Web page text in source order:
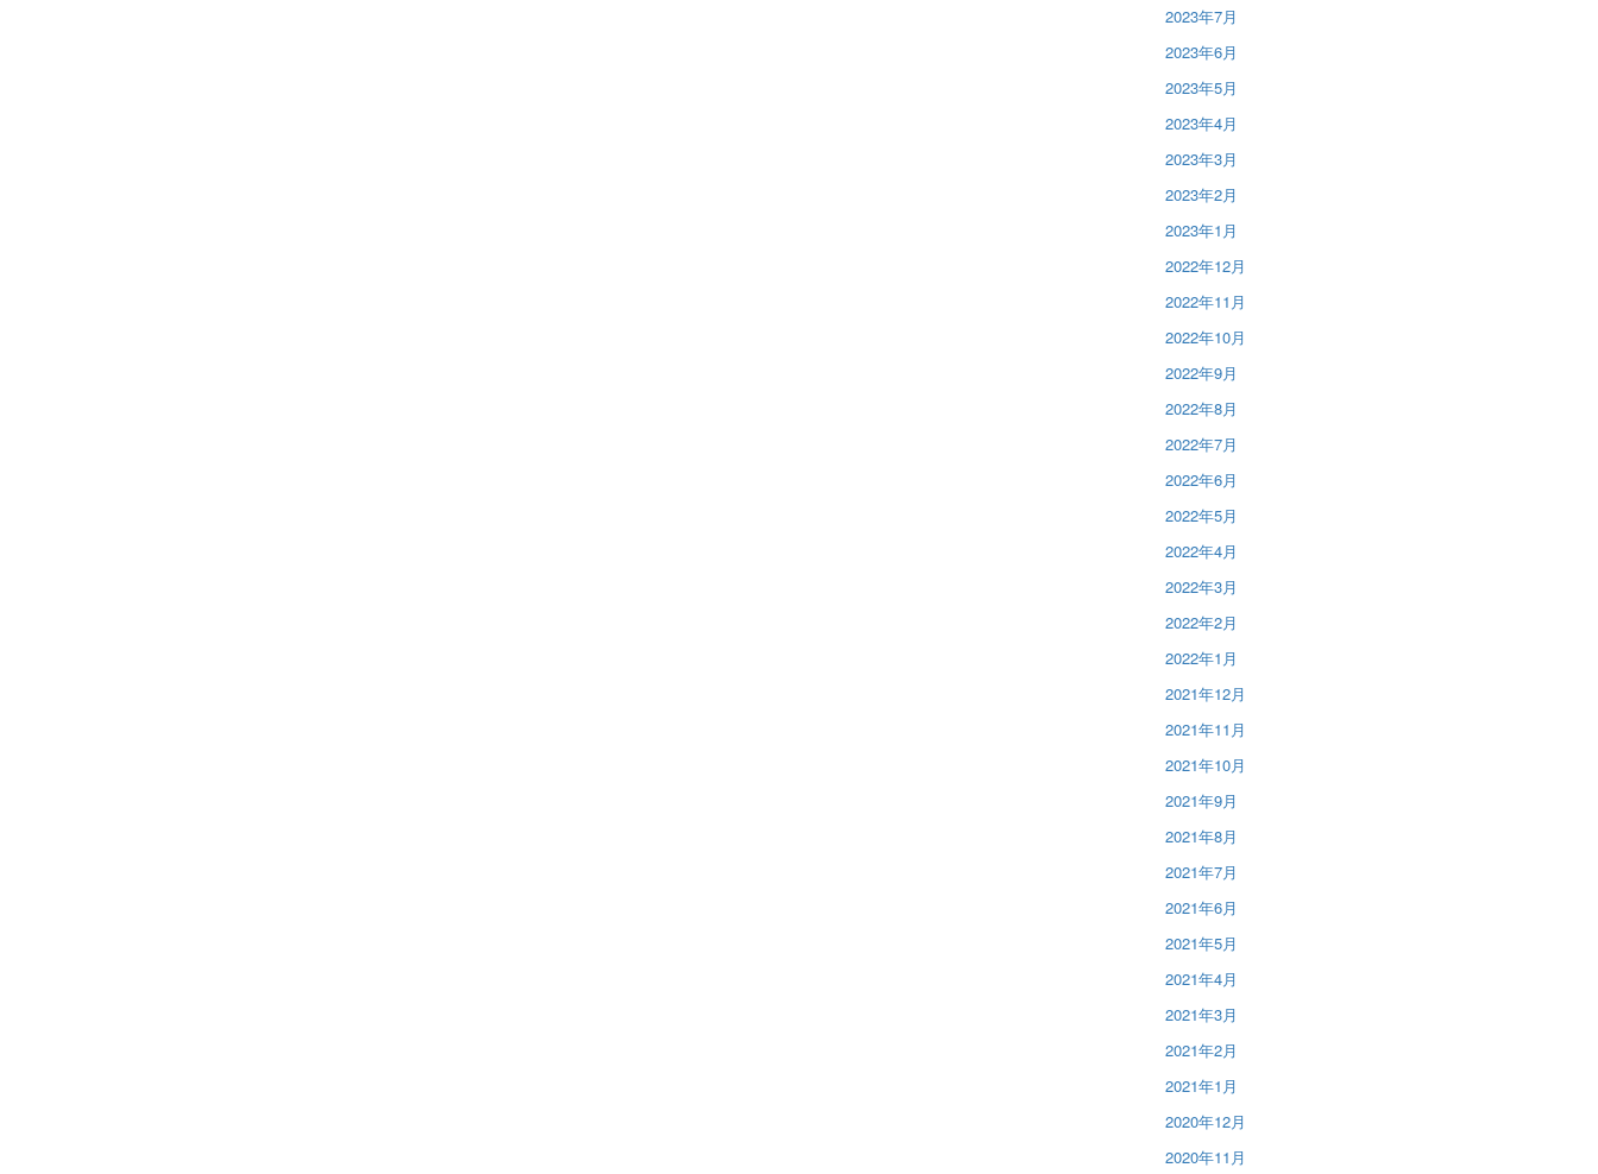
2023年7月
2023年6月
2023年5月
2023年4月
2023年3月
2023年2月
2023年1月
2022年12月
2022年11月
2022年10月
2022年9月
2022年8月
2022年7月
2022年6月
2022年5月
2022年4月
2022年3月
2022年2月
2022年1月
2021年12月
2021年11月
2021年10月
2021年9月
2021年8月
2021年7月
2021年6月
2021年5月
2021年4月
2021年3月
2021年2月
2021年1月
2020年12月
2020年11月